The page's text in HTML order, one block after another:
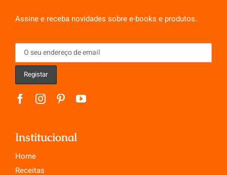
Assine e receba novidades sobre e-books e produtos.
Institucional
Home
Receitas